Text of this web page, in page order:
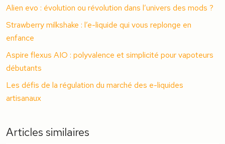
Alien evo : évolution ou révolution dans l’univers des mods ?
Strawberry milkshake : l’e-liquide qui vous replonge en
enfance
Aspire flexus AIO : polyvalence et simplicité pour vapoteurs
débutants
Les défis de la régulation du marché des e-liquides
artisanaux
Articles similaires